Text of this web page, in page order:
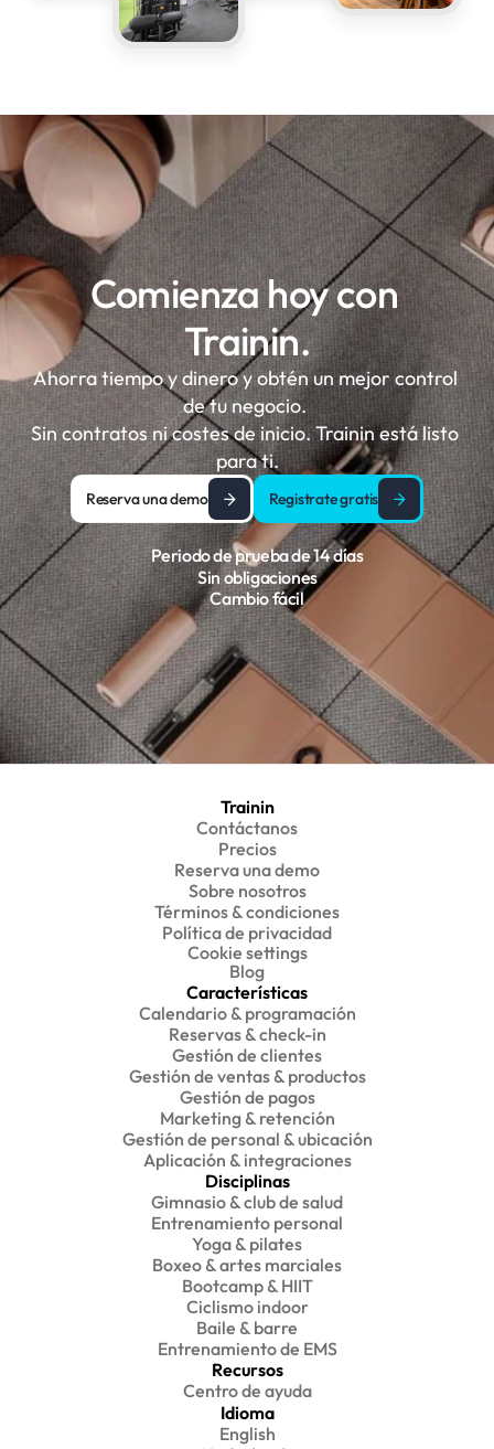
Comienza hoy con
Trainin.
Ahorra tiempo y dinero y obtén un mejor control
de tu negocio.
Sin contratos ni costes de inicio. Trainin está listo
para ti.
Reserva una demo Registrate gratis
Periodo de prueba de 14 días
Sin obligaciones
Cambio fácil
Trainin
Contáctanos
Precios
Reserva una demo
Sobre nosotros
Términos & condiciones
Política de privacidad
Cookie settings
Blog
Características
Calendario & programación
Reservas & check-in
Gestión de clientes
Gestión de ventas & productos
Gestión de pagos
Marketing & retención
Gestión de personal & ubicación
Aplicación & integraciones
Disciplinas
Gimnasio & club de salud
Entrenamiento personal
Yoga & pilates
Boxeo & artes marciales
Bootcamp & HIIT
Ciclismo indoor
Baile & barre
Entrenamiento de EMS
Recursos
Centro de ayuda
Idioma
English